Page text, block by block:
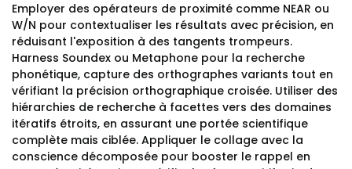
Employer des opérateurs de proximité comme NEAR ou
W/N pour contextualiser les résultats avec précision, en
réduisant l'exposition à des tangents trompeurs.
Harness Soundex ou Metaphone pour la recherche
phonétique, capture des orthographes variants tout en
vérifiant la précision orthographique croisée. Utiliser des
hiérarchies de recherche à facettes vers des domaines
itératifs étroits, en assurant une portée scientifique
complète mais ciblée. Appliquer le collage avec la
conscience décomposée pour booster le rappel en